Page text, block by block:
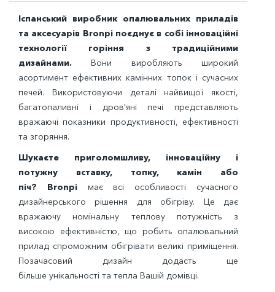
Іспанський виробник опалювальних приладів
та аксесуарів Bronpi поєднує в собі інноваційні
технології горіння з традиційними
дизайнами. Вони виробляють широкий
асортимент ефективних камінних топок і сучасних
печей. Використовуючи деталі найвищої якості,
багатопаливні і дров'яні печі представляють
вражаючі показники продуктивності, ефективності
та згоряння.
Шукаєте приголомшливу, інноваційну і
потужну вставку, топку, камін або
піч? Bronpiмає всі особливості сучасного
дизайнерського рішення для обігріву. Це дає
вражаючу номінальну теплову потужність з
високою ефективністю, що робить опалювальний
прилад спроможним обігрівати великі приміщення.
Позачасовий дизайн додасть ще
більше унікальності та тепла Вашій домівці.